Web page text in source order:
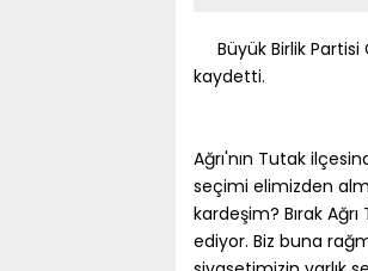
Büyük Birlik
kaydetti.
Ağrı'nın Tutak
seçimi elimizden
kardeşim? Bırak Ağrı
ediyor. Biz buna